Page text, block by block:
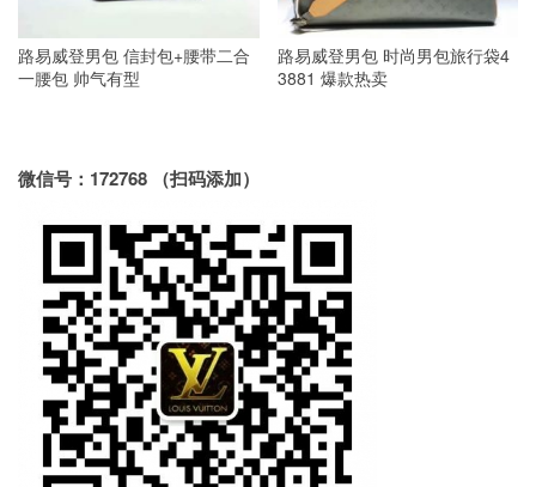
路易威登男包 信封包+腰带二合
一腰包 帅气有型
路易威登男包 时尚男包旅行袋4
3881 爆款热卖
微信号：172768 （扫码添加）